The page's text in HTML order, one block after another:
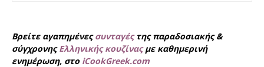
Βρείτε αγαπημένεςσυνταγέςτης παραδοσιακής &
σύγχρονηςΕλληνικής κουζίναςμε καθημερινή
ενημέρωση, στο iCookGreek.com